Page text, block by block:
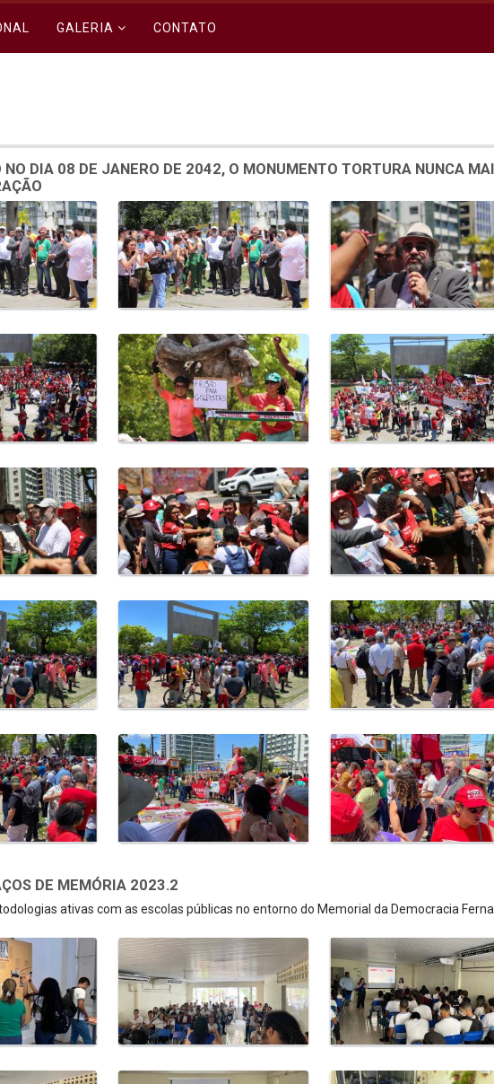
GALERIA CONTATO
DIA 08 DE JANERO DE 2042, O MONUMENTO TORTURA NUNCA
DE MEMÓRIA 2023.2
ativas com as escolas públicas no entorno do Memorial da Democracia